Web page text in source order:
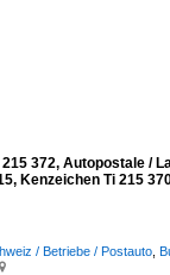
372, Autopostale /
Kenzeichen Ti 215
/ Betriebe / Postauto
